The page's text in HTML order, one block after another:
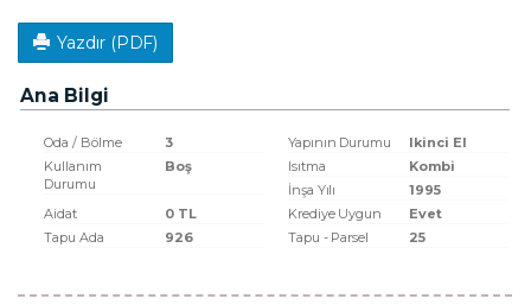
Yazdır (PDF)
Ana Bilgi
Oda / Bölme 3 Yapının Durumu
Ikinci El
Kullanım
Durumu
Boş Isıtma
Kombi
İnşa Yılı
1995
Aidat
0 TL Krediye Uygun
Evet
Tapu Ada
926 Tapu - Parsel 25